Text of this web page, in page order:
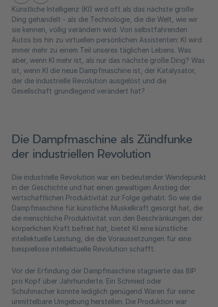
Künstliche Intelligenz (KI) wird oft als das nächste große
Ding gehandelt - als die Technologie, die die Welt, wie wir
sie kennen, völlig verändern wird. Von selbstfahrenden
Autos bis hin zu virtuellen persönlichen Assistenten: KI wird
immer mehr zu einem Teil unseres täglichen Lebens. Was
aber, wenn KI mehr ist, als nur das nächste große Ding? Was
ist, wenn KI die neue Dampfmaschine ist, der Katalysator,
der die industrielle Revolution ausgelöst und die
Gesellschaft grundlegend verändert hat?
Die Dampfmaschine als Zündfunke
der industriellen Revolution
Die industrielle Revolution war ein bedeutender Wendepunkt
in der Geschichte und hat einen gewaltigen Anstieg der
wirtschaftlichen Produktivität zur Folge gehabt. So wie die
Dampfmaschine für künstliche Muskelkraft gesorgt hat, die
die menschliche Produktivität von den Beschränkungen der
körperlichen Kraft befreit hat, bietet KI eine künstliche
intellektuelle Leistung, die die Voraussetzungen für eine
beispiellose intellektuelle Revolution schafft.
Vor der Erfindung der Dampfmaschine stagnierte das BIP
pro Kopf über Jahrhunderte. Ein Schmied oder
Schuhmacher konnte lediglich genügend Waren für seine
unmittelbare Umgebung herstellen. Die Produktion war